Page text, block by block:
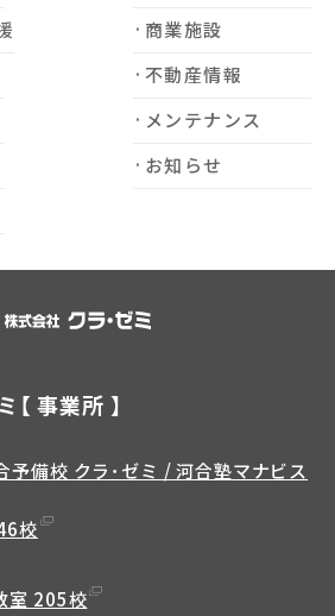
商業施設
不動産情報
メンテナンス
お知らせ
事業所 】
予備校 クラ･ゼミ / 河合塾マナビス
校
室 205校